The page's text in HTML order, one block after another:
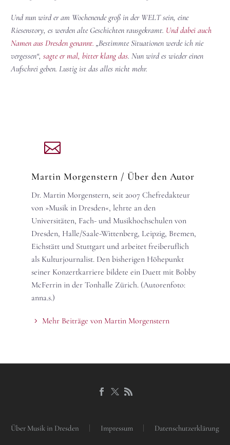
Und nun wird er am Wochenende groß in der WELT sein, eine
Riesenstory, es werden alte Geschichten rausgekramt. Und dabei auch
Namen aus Dresden genannt. „Bestimmte Situationen werde ich nie
vergessen“, sagte er mal, bitter klang das. Nun wird es wieder einen
Aufschrei geben. Lustig ist das alles nicht mehr.
Martin Morgenstern / Über den Autor
Dr. Martin Morgenstern, seit 2007 Chefredakteur
von »Musik in Dresden«, lehrte an den
Universitäten, Fach- und Musikhochschulen von
Dresden, Halle/Saale-Wittenberg, Leipzig, Bremen,
Eichstätt und Stuttgart und arbeitet freiberuflich
als Kulturjournalist. Den bisherigen Höhepunkt
seiner Konzertkarriere bildete ein Duett mit Bobby
McFerrin in der Tonhalle Zürich. (Autorenfoto:
anna.s.)
Mehr Beiträge von Martin Morgenstern
Über Musik in Dresden Impressum Datenschutzerklärung